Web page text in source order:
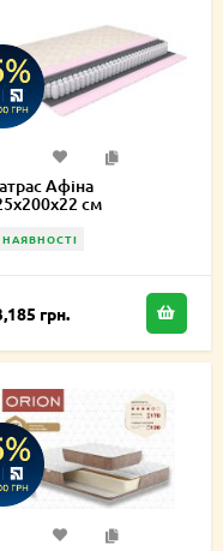
Афіна
см
НАЯВНОСТІ
грн.